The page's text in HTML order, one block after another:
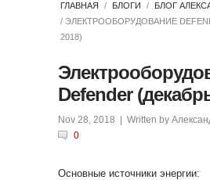
ГЛАВНАЯ / БЛОГИ /
БЛОГ
/ ЭЛЕКТРООБОРУДОВАНИЕ
2018)
Defender
Nov 28, 2018 | Written by
0
Основные источники энергии: